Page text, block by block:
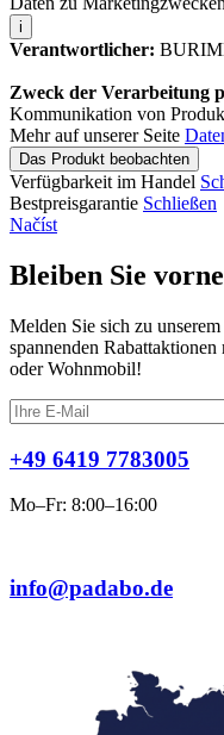
i
Verantwortlicher:
Zweck der Verarbeitung
Kommunikation von
Mehr auf unserer Seite
Das Produkt beobachten
Verfügbarkeit im Handel
Bestpreisgarantie Schließen
Načíst
Bleiben Sie vorne
Melden Sie sich zu
spannenden
oder Wohnmobil!
+49 6419 7783005
Mo–Fr: 8:00–16:00
info@padabo.de